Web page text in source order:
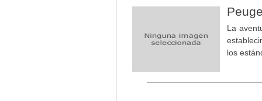
La
los